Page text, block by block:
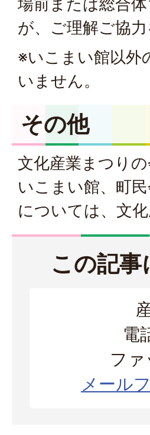
が、ご理解ご協
※いこまい館以外
いません。
その他
文化産業まつり
いこまい館、町
については、文
この記
電
フ
メール